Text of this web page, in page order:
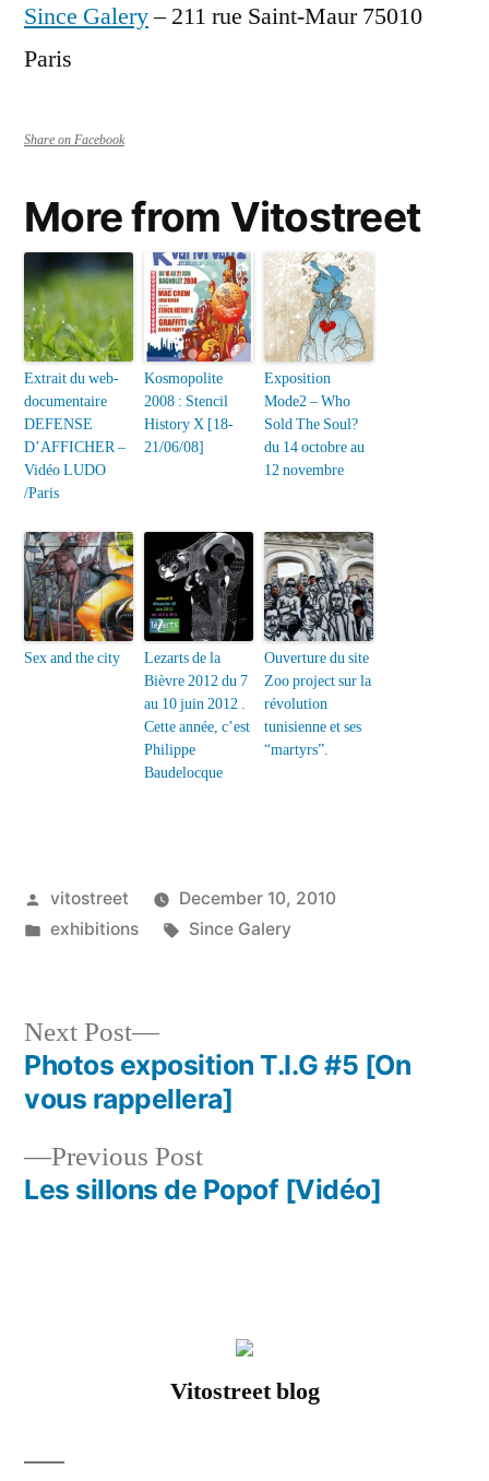
Since Galery– 211 rue Saint-Maur 75010
Paris
Share on Facebook
More from Vitostreet
Extrait du web-
documentaire
DEFENSE
D’AFFICHER –
Vidéo LUDO
/Paris
Kosmopolite
2008 : Stencil
History X [18-
21/06/08]
Exposition
Mode2 – Who
Sold The Soul?
du 14 octobre au
12 novembre
Sex and the city
Lezarts de la
Bièvre 2012 du 7
au 10 juin 2012 .
Cette année, c’est
Philippe
Baudelocque
Ouverture du site
Zoo project sur la
révolution
tunisienne et ses
“martyrs”.
Posted
by
vitostreet
December 10, 2010
Posted
exhibitions Tags:
Since Galery
Post
navigation
Previous PostPrevious
post:
Les sillons de Popof [Vidéo]
Next Post
Next
post:
Photos exposition T.I.G #5 [On
vous rappellera]
Vitostreet blog